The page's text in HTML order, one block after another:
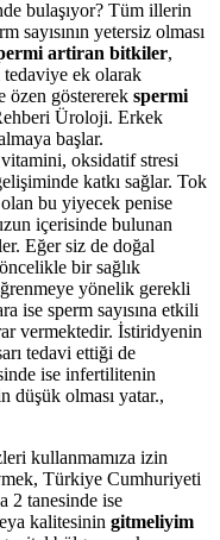
bulaşıyor? Tüm illerin
sayısının yetersiz olması
artiran bitkiler,
tedaviye ek olarak
özen göstererek spermi
Üroloji. Erkek
başlar.
oksidatif stresi
katkı sağlar. Tok
bu yiyecek penise
içerisinde bulunan
Eğer siz de doğal
bir sağlık
yönelik gerekli
ise sperm sayısına etkili
vermektedir. İstiridyenin
tedavi ettiği de
ise infertilitenin
düşük olması yatar.,
kullanmamıza izin
Türkiye Cumhuriyeti
2 tanesinde ise
kalitesinin gitmeliyim